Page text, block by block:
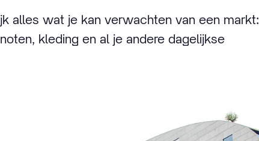
alles wat je kan verwachten van een markt:
kleding en al je andere dagelijkse